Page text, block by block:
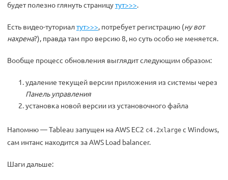
будет полезно глянуть страницутут>>>.
Есть видео-туториалтут>>>, потребует регистрацию (ну вот
нахрена?), правда там про версию 8, но суть особо не меняется.
Вообще процесс обновления выглядит следующим образом:
удаление текущей версии приложения из системы через
Панель управления
установка новой версии из установочного файла
Напомню — Tableau запущен на AWS EC2 c4.2xlarge с Windows,
сам интанс находится за AWS Load balancer.
Шаги дальше: